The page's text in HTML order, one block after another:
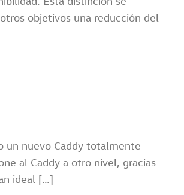
objetivos una reducción del
un nuevo Caddy totalmente
al Caddy a otro nivel, gracias
ideal […]